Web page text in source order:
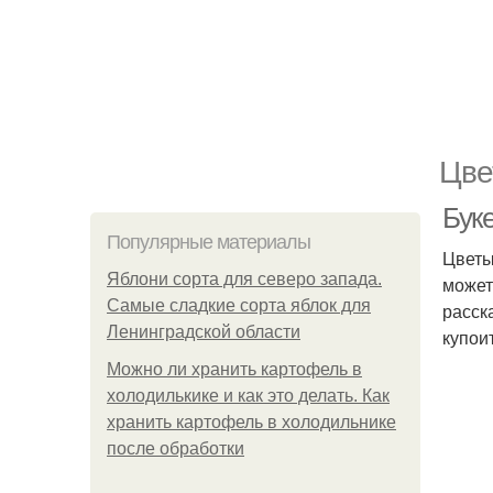
Популярные материалы
Яблони сорта для северо запада.
Самые сладкие сорта яблок для
Ленинградской области
Можно ли хранить картофель в
холодилькике и как это делать. Как
хранить картофель в холодильнике
после обработки